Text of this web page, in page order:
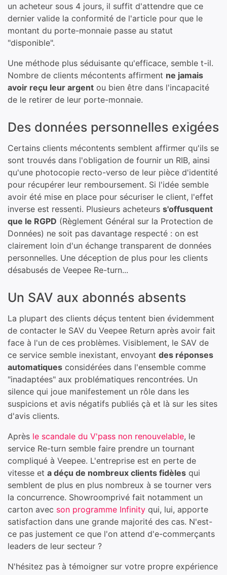
un acheteur sous 4 jours, il suffit d'attendre que ce
dernier valide la conformité de l'article pour que le
montant du porte-monnaie passe au statut
"disponible".
Une méthode plus séduisante qu'efficace, semble t-il.
Nombre de clients mécontents affirment ne jamais
avoir reçu leur argent ou bien être dans l'incapacité
de le retirer de leur porte-monnaie.
Des données personnelles exigées
Certains clients mécontents semblent affirmer qu'ils se
sont trouvés dans l'obligation de fournir un RIB, ainsi
qu'une photocopie recto-verso de leur pièce d'identité
pour récupérer leur remboursement. Si l'idée semble
avoir été mise en place pour sécuriser le client, l'effet
inverse est ressenti. Plusieurs acheteurs s'offusquent
que le RGPD (Règlement Général sur la Protection de
Données) ne soit pas davantage respecté : on est
clairement loin d'un échange transparent de données
personnelles. Une déception de plus pour les clients
désabusés de Veepee Re-turn...
Un SAV aux abonnés absents
La plupart des clients déçus tentent bien évidemment
de contacter le SAV du Veepee Return après avoir fait
face à l'un de ces problèmes. Visiblement, le SAV de
ce service semble inexistant, envoyant des réponses
automatiques considérées dans l'ensemble comme
"inadaptées" aux problématiques rencontrées. Un
silence qui joue manifestement un rôle dans les
suspicions et avis négatifs publiés çà et là sur les sites
d'avis clients.
Après le scandale du V'pass non renouvelable, le
service Re-turn semble faire prendre un tournant
compliqué à Veepee. L'entreprise est en perte de
vitesse et a déçu de nombreux clients fidèles qui
semblent de plus en plus nombreux à se tourner vers
la concurrence. Showroomprivé fait notamment un
carton avec son programme Infinity qui, lui, apporte
satisfaction dans une grande majorité des cas. N'est-
ce pas justement ce que l'on attend d'e-commerçants
leaders de leur secteur ?
N'hésitez pas à témoigner sur votre propre expérience